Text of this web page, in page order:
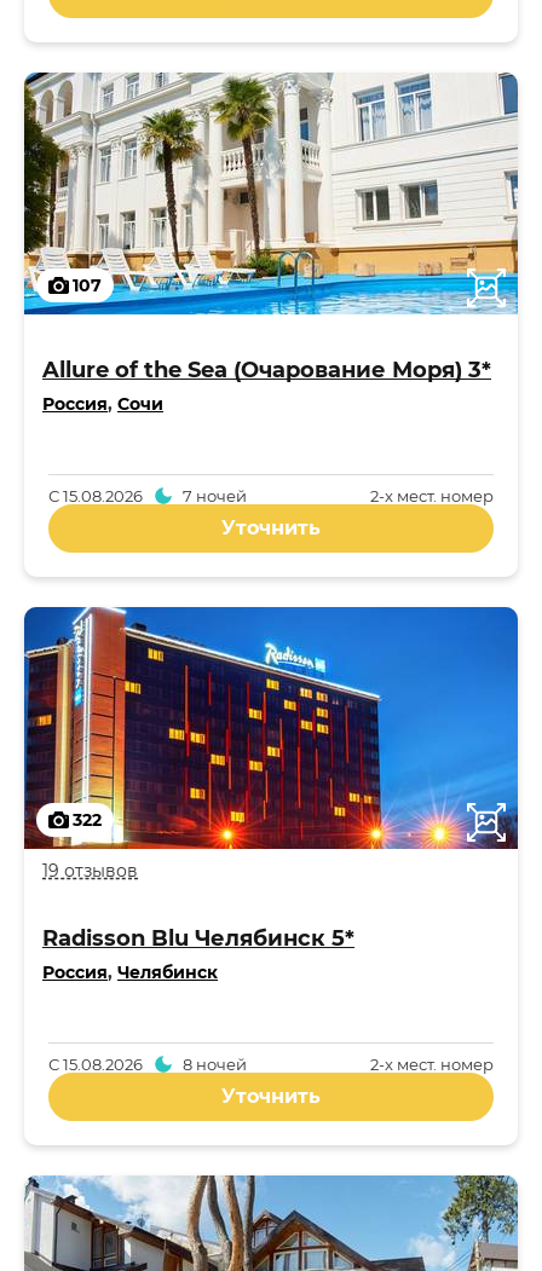
107
Allure of the Sea (Очарование Моря) 3*
Россия, Сочи
2-x мест. номер
С15.08.2026 7 ночей
Уточнить
322
19 отзывов
Radisson Blu Челябинск 5*
Россия, Челябинск
2-x мест. номер
С15.08.2026 8 ночей
Уточнить